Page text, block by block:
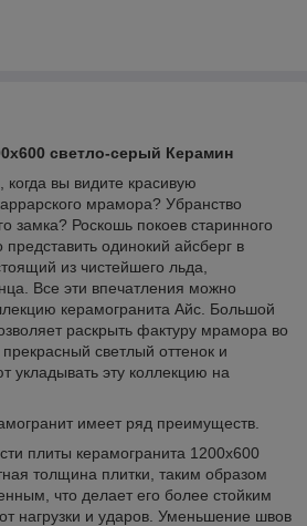
светло-серый Керамин
вы видите красивую
мрамора? Убранство
замка? Роскошь покоев старинного
одинокий айсберг в
из чистейшего льда,
Все эти впечатления можно
керамогранита Айс. Большой
раскрыть фактуру мрамора во
светлый оттенок и
укладывать эту коллекцию на
имеет ряд преимуществ.
плиты керамогранита 1200х600
толщина плитки, таким образом
что делает его более стойким
нагрузки и ударов. Уменьшение швов